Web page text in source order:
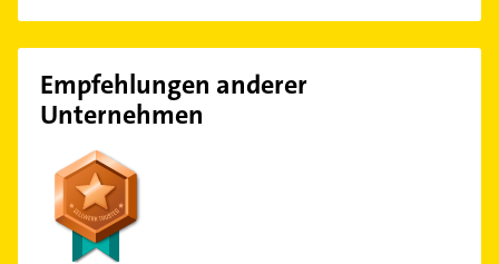
Empfehlungen anderer
Unternehmen